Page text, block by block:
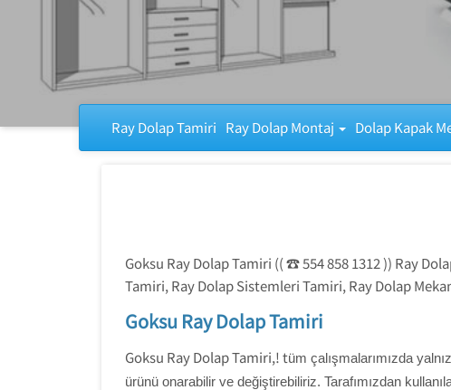
Ray Dolap Tamiri Ray Dolap Montaj Dolap Kapak
Goksu Ray Dolap Tamiri (( ☎️ 554 858 1312 )) Ray
Tamiri, Ray Dolap Sistemleri Tamiri, Ray Dolap
Goksu Ray Dolap Tamiri
Goksu Ray Dolap Tamiri,! tüm çalışmalarımızda
ürünü onarabilir ve değiştirebiliriz. Tarafımızdan